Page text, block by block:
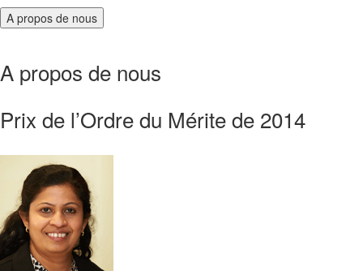
A propos de nous
A propos de nous
Prix de l’Ordre du Mérite de 2014